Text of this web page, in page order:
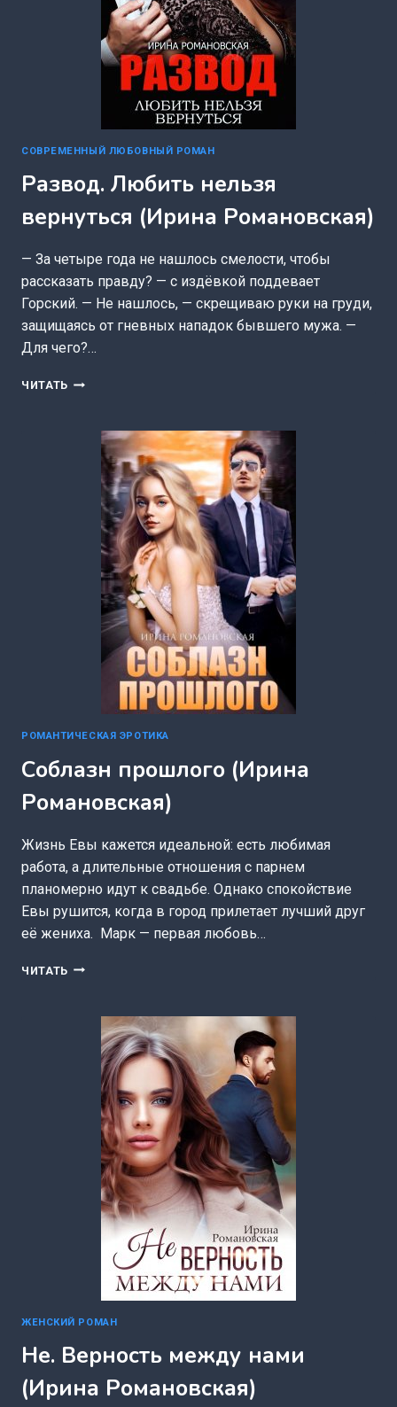
СОВРЕМЕННЫЙ ЛЮБОВНЫЙ РОМАН
Развод. Любить нельзя
вернуться (Ирина Романовская)
— За четыре года не нашлось смелости, чтобы
рассказать правду? — с издёвкой поддевает
Горский. — Не нашлось, — скрещиваю руки на груди,
защищаясь от гневных нападок бывшего мужа. —
Для чего?…
ЧИТАТЬ РАЗВОД.
ВЕРНУТЬСЯ
(ИРИНА
РОМАНОВСКАЯ)
РОМАНТИЧЕСКАЯ ЭРОТИКА
Соблазн прошлого (Ирина
Романовская)
Жизнь Евы кажется идеальной: есть любимая
работа, а длительные отношения с парнем
планомерно идут к свадьбе. Однако спокойствие
Евы рушится, когда в город прилетает лучший друг
её жениха. Марк — первая любовь…
ЧИТАТЬ СОБЛАЗН
РОМАНОВСКАЯ)
ЖЕНСКИЙ РОМАН
Не. Верность между нами
(Ирина Романовская)